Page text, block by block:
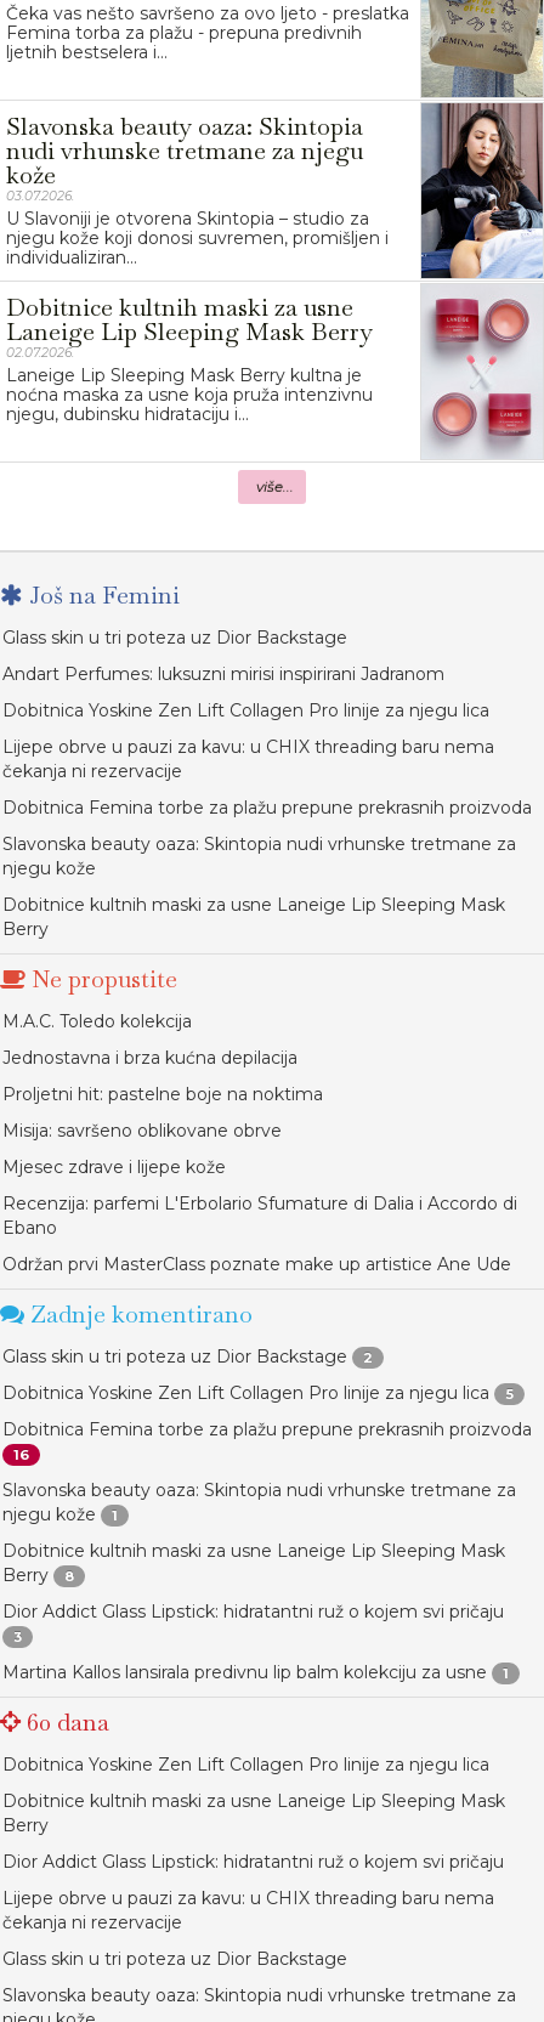
Čeka vas nešto savršeno za ovo ljeto - preslatka
Femina torba za plažu - prepuna predivnih
ljetnih bestselera i...
Slavonska beauty oaza: Skintopia
nudi vrhunske tretmane za njegu
kože
03.07.2026.
U Slavoniji je otvorena Skintopia – studio za
njegu kože koji donosi suvremen, promišljen i
individualiziran...
Dobitnice kultnih maski za usne
Laneige Lip Sleeping Mask Berry
02.07.2026.
Laneige Lip Sleeping Mask Berry kultna je
noćna maska za usne koja pruža intenzivnu
njegu, dubinsku hidrataciju i...
više...
Još na Femini
Glass skin u tri poteza uz Dior Backstage
Andart Perfumes: luksuzni mirisi inspirirani Jadranom
Dobitnica Yoskine Zen Lift Collagen Pro linije za njegu lica
Lijepe obrve u pauzi za kavu: u CHIX threading baru nema
čekanja ni rezervacije
Dobitnica Femina torbe za plažu prepune prekrasnih proizvoda
Slavonska beauty oaza: Skintopia nudi vrhunske tretmane za
njegu kože
Dobitnice kultnih maski za usne Laneige Lip Sleeping Mask
Berry
Ne propustite
M.A.C. Toledo kolekcija
Jednostavna i brza kućna depilacija
Proljetni hit: pastelne boje na noktima
Misija: savršeno oblikovane obrve
Mjesec zdrave i lijepe kože
Recenzija: parfemi L'Erbolario Sfumature di Dalia i Accordo di
Ebano
Održan prvi MasterClass poznate make up artistice Ane Ude
Zadnje komentirano
Glass skin u tri poteza uz Dior Backstage 2
Dobitnica Yoskine Zen Lift Collagen Pro linije za njegu lica 5
Dobitnica Femina torbe za plažu prepune prekrasnih proizvoda
16
Slavonska beauty oaza: Skintopia nudi vrhunske tretmane za
njegu kože
1
Dobitnice kultnih maski za usne Laneige Lip Sleeping Mask
Berry
8
Dior Addict Glass Lipstick: hidratantni ruž o kojem svi pričaju
3
Martina Kallos lansirala predivnu lip balm kolekciju za usne 1
60 dana
Dobitnica Yoskine Zen Lift Collagen Pro linije za njegu lica
Dobitnice kultnih maski za usne Laneige Lip Sleeping Mask
Berry
Dior Addict Glass Lipstick: hidratantni ruž o kojem svi pričaju
Lijepe obrve u pauzi za kavu: u CHIX threading baru nema
čekanja ni rezervacije
Glass skin u tri poteza uz Dior Backstage
Slavonska beauty oaza: Skintopia nudi vrhunske tretmane za